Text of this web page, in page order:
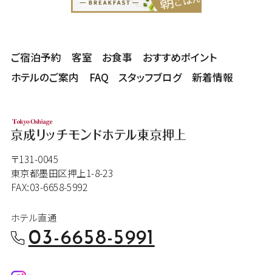
ご宿泊予約 客室 お食事
おすすめポイント
ホテルのご案内
FAQ スタッフブログ 新着情報
〒131-0045
東京都墨田区押上1-8-23
FAX:03-6658-5992
ホテル直通
03-6658-5991